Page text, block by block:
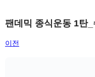
팬데믹 종식운동 1탄
이전